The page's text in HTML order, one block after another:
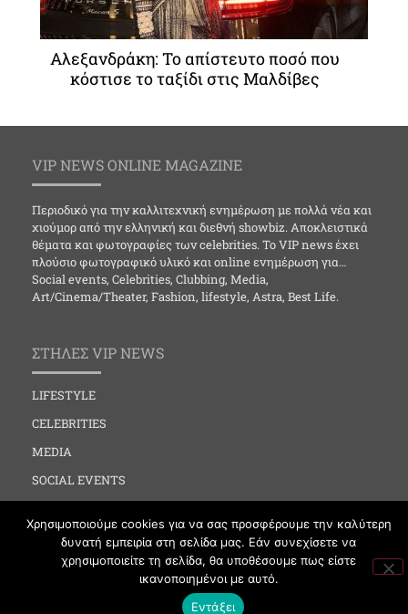
Αλεξανδράκη: Το απίστευτο ποσό που
κόστισε το ταξίδι στις Μαλδίβες
VIP NEWS ONLINE MAGAZINE
Περιοδικό για την καλλιτεχνική ενημέρωση με πολλά νέα και
χιούμορ από την ελληνική και διεθνή showbiz. Αποκλειστικά
θέματα και φωτογραφίες των celebrities. Το VIP news έχει
πλούσιο φωτογραφικό υλικό και online ενημέρωση για…
Social events, Celebrities, Clubbing, Media,
Art/Cinema/Theater, Fashion, lifestyle, Astra, Best Life.
ΣΤΗΛΕΣ VIP NEWS
LIFESTYLE
CELEBRITIES
MEDIA
SOCIAL EVENTS
FASHION
NEWS
Χρησιμοποιούμε cookies για να σας προσφέρουμε την καλύτερη
δυνατή εμπειρία στη σελίδα μας. Εάν συνεχίσετε να
χρησιμοποιείτε τη σελίδα, θα υποθέσουμε πως είστε
ικανοποιημένοι με αυτό.
Εντάξει